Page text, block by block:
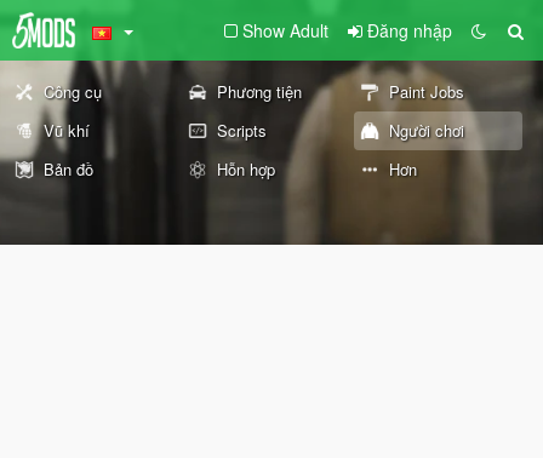
Show Adult Đăng nhập
Công cụ Phương tiện
Paint Jobs
Vũ khí
Scripts
Người chơi
Bản đồ
Hỗn hợp Hơn